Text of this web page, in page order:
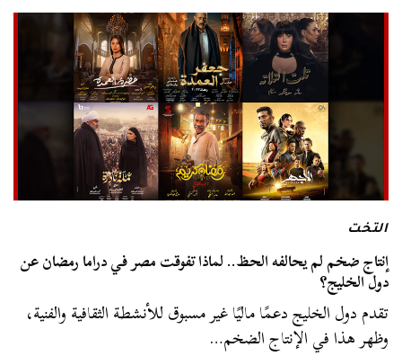
التخت
إنتاج ضخم لم يحالفه الحظ.. لماذا تفوقت مصر في دراما رمضان عن
دول الخليج؟
تقدم دول الخليج دعمًا ماليًا غير مسبوق للأنشطة الثقافية والفنية،
وظهر هذا في الإنتاج الضخم…